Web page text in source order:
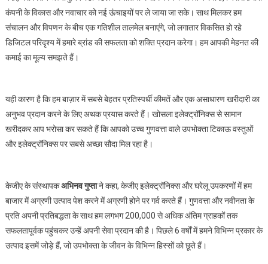
कंपनी के विकास और नवाचार को नई ऊंचाइयों पर ले जाया जा सके। साथ मिलकर हम
संचालन और विपणन के बीच एक गतिशील तालमेल बनाएंगे, जो लगातार विकसित हो रहे
डिजिटल परिदृश्य में हमारे ब्रांड की सफलता को शक्ति प्रदान करेगा। हम आपकी मेहनत की
कमाई का मूल्य समझते हैं।
यही कारण है कि हम बाज़ार में सबसे बेहतर प्रतिस्पर्धी कीमतें और एक असाधारण खरीदारी का
अनुभव प्रदान करने के लिए अथक प्रयास करते हैं। खोसला इलेक्ट्रॉनिक्स से सामान
खरीदकर आप भरोसा कर सकते हैं कि आपको उच्च गुणवत्ता वाले उपभोक्ता टिकाऊ वस्तुओं
और इलेक्ट्रॉनिक्स पर सबसे अच्छा सौदा मिल रहा है।
केजीए के संस्थापकअभिनव गुप्ताने कहा, केजीए इलेक्ट्रॉनिक्स और घरेलू उपकरणों में हम
बाजार में अग्रणी उत्पाद पेश करने में अग्रणी होने पर गर्व करते हैं। गुणवत्ता और नवीनता के
प्रति अपनी प्रतिबद्धता के साथ हम लगभग 200,000 से अधिक अंतिम ग्राहकों तक
सफलतापूर्वक पहुंचकर उन्हें अपनी सेवा प्रदान की है। पिछले 6 वर्षों में हमने विभिन्न प्रकार के
उत्पाद इसमें जोड़े हैं, जो उपभोक्ता के जीवन के विभिन्न हिस्सों को छूते हैं।